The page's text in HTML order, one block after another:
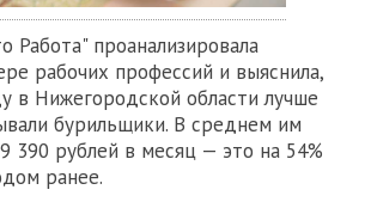
Работа" проанализировала
рабочих профессий и выяснила,
в Нижегородской области лучше
бурильщики. В среднем им
390 рублей в месяц — это на 54%
ранее.